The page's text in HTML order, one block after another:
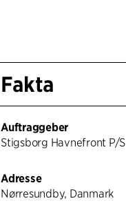
Fakta
Auftraggeber
Stigsborg Havnefront P/S
Adresse
Nørresundby, Danmark